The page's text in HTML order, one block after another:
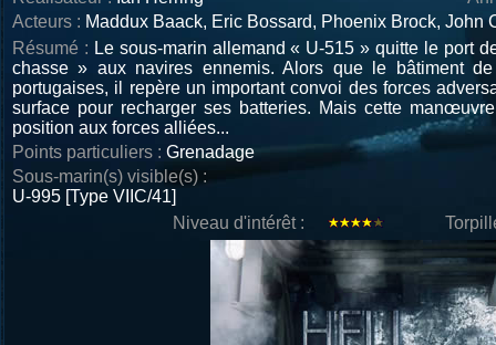
Acteurs : Maddux Baack, Eric Bossard, Phoenix Brock, John
Résumé : Le sous-marin allemand « U-515 » quitte le port
chasse » aux navires ennemis. Alors que le bâtiment
portugaises, il repère un important convoi des forces
surface pour recharger ses batteries. Mais cette
position aux forces alliées...
Points particuliers : Grenadage
Sous-marin(s) visible(s) :
U-995 [Type VIIC/41]
Niveau d'intérêt :